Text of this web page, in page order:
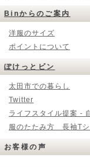
Binからのご案内
洋服のサイズ
ポイントについて
ぽけっとビン
太田市での暮らし
Twitter
ライフスタイル提案 -
服のたたみ方 長袖T
お客様の声